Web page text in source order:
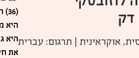
היא
היא
את
אוקראינית | תרגום: עברית